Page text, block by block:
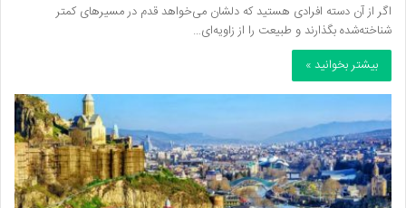
اگر از آن دسته افرادی هستید که دلشان می‌خواهد قدم در مسیرهای کمتر
شناخته‌شده بگذارند و طبیعت را از زاویه‌ای…
بیشتر بخوانید »